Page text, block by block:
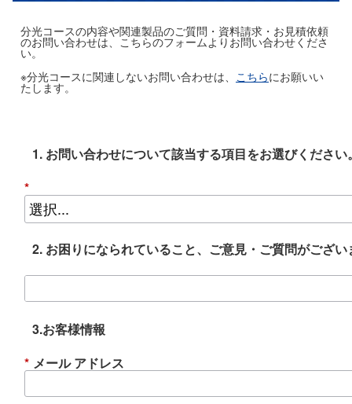
分光コースの内容や関連製品のご質問・資料請求・お見積依頼
のお問い合わせは、こちらのフォームよりお問い合わせくださ
い。
※分光コースに関連しないお問い合わせは、 こちらにお願いい
たします。
1. お問い合わせについて該当する項目をお選びください
*
2. お困りになられていること、ご意見・ご質問がござ
3.お客様情報
* メール アドレス